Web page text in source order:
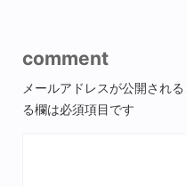
comment
メールアドレスが公開され
る欄は必須項目です